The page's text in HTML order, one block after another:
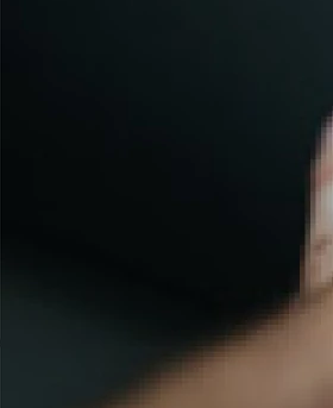
INFORMACJE PRAWNE VOLVO
COOKIES